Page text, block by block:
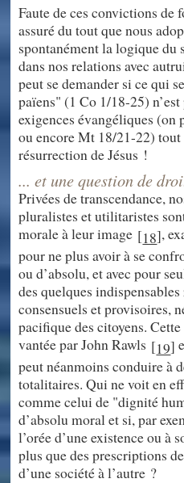
Faute de ces convictions de
assuré du tout que nous
spontanément la logique du
dans nos relations avec
peut se demander si ce qui
païens" (1 Co 1/18-25)
exigences évangéliques
ou encore Mt 18/21-22) tout
résurrection de Jésus !
... et une question de
Privées de transcendance,
pluralistes et utilitaristes
morale à leur image [18],
pour ne plus avoir à se
ou d’absolu, et avec pour
des quelques
consensuels et provisoires,
pacifique des citoyens.
vantée par John Rawls [19]
peut néanmoins conduire à
totalitaires. Qui ne voit en
comme celui de "dignité
d’absolu moral et si, par
l’orée d’une existence ou à
plus que des prescriptions
d’une société à l’autre ?